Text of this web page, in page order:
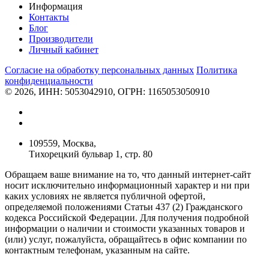
Информация
Контакты
Блог
Производители
Личный кабинет
Согласие на обработку персональных данных Политикa
конфиденциальности
© 2026, ИНН: 5053042910, ОГРН: 1165053050910
109559, Москва,
Тихорецкий бульвар 1, стр. 80
Обращаем ваше внимание на то, что данный интернет-сайт
носит исключительно информационный характер и ни при
каких условиях не является публичной офертой,
определяемой положениями Статьи 437 (2) Гражданского
кодекса Российской Федерации. Для получения подробной
информации о наличии и стоимости указанных товаров и
(или) услуг, пожалуйста, обращайтесь в офис компании по
контактным телефонам, указанным на сайте.